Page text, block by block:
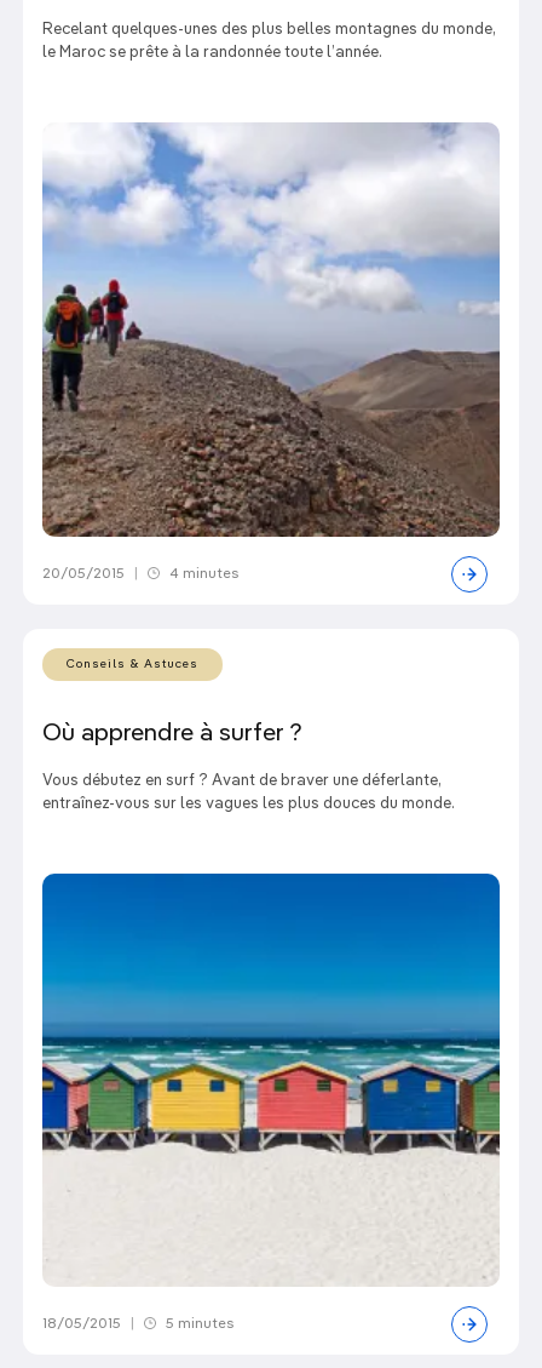
Recelant quelques-unes des plus belles montagnes du monde,
le Maroc se prête à la randonnée toute l’année.
20/05/2015 4 minutes
Conseils & Astuces
Où apprendre à surfer ?
Vous débutez en surf ? Avant de braver une déferlante,
entraînez-vous sur les vagues les plus douces du monde.
18/05/2015 5 minutes